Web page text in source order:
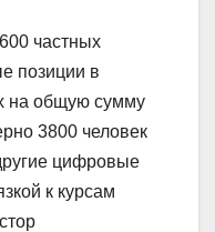
частных
позиции в
на общую сумму
3800 человек
цифровые
к курсам